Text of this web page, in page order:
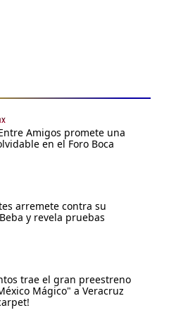
Amigos promete una
en el Foro Boca
arremete contra su
y revela pruebas
trae el gran preestreno
Mágico" a Veracruz